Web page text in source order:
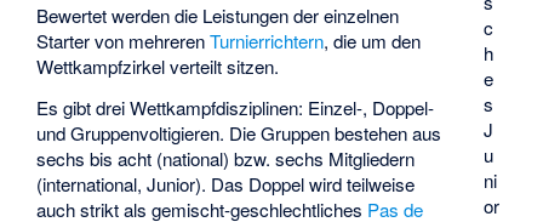
c
h
e
s
J
u
ni
or
Bewertet werden die Leistungen der einzelnen
Starter von mehrerenTurnierrichtern, die um den
Wettkampfzirkel verteilt sitzen.
Es gibt drei Wettkampfdisziplinen: Einzel-, Doppel-
und Gruppenvoltigieren. Die Gruppen bestehen aus
sechs bis acht (national) bzw. sechs Mitgliedern
(international, Junior). Das Doppel wird teilweise
auch strikt als gemischt-geschlechtliches Pas de